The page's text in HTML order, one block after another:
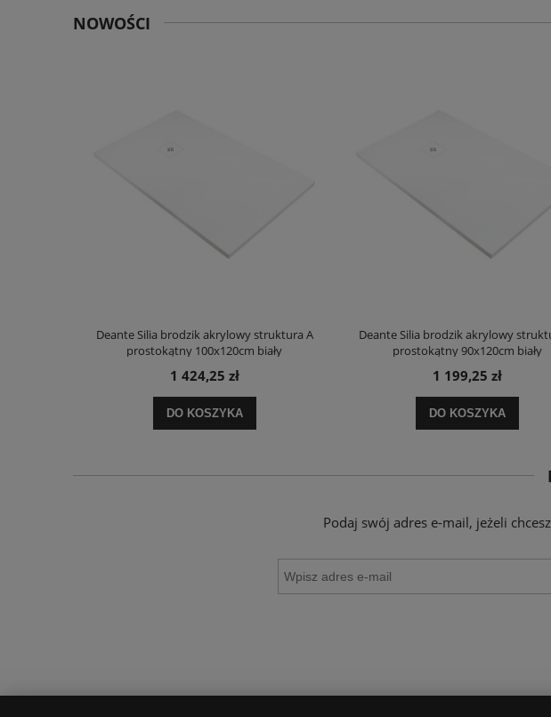
NOWOŚCI
Deante Silia brodzik akrylowy struktura A
prostokątny 100x120cm biały
1 424,25 zł
DO KOSZYKA
Deante Silia brodzik akrylowy
prostokątny 90x120cm biały
1 199,25 zł
DO KOSZYKA
Podaj swój adres e-mail, jeżeli